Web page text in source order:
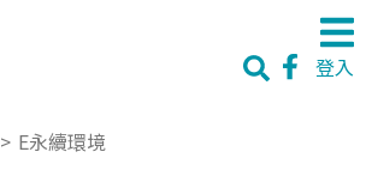
登入
> E永續環境